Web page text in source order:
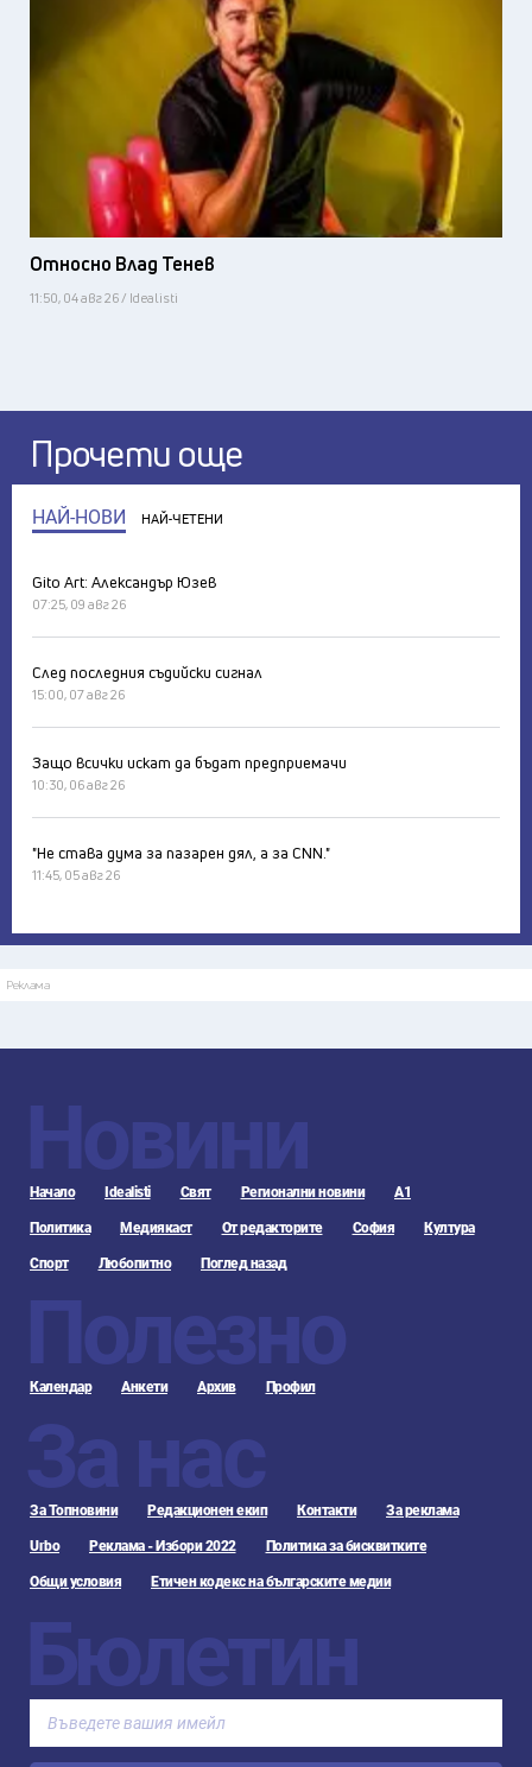
Относно Влад Тенев
11:50, 04 авг 26 / Idealisti
Прочети още
НАЙ-НОВИ НАЙ-ЧЕТЕНИ
Gito Art: Александър Юзев
07:25, 09 авг 26
След последния съдийски сигнал
15:00, 07 авг 26
Защо всички искат да бъдат предприемачи
10:30, 06 авг 26
"Не става дума за пазарен дял, а за CNN."
11:45, 05 авг 26
Реклама
Новини
Начало Idealisti Свят Регионални новини А1
Политика Медиякаст От редакторите София Култура
Спорт Любопитно Поглед назад
Полезно
Календар Анкети Архив Профил
За нас
За Топновини Редакционен екип Контакти За реклама
Urbo Реклама - Избори 2022 Политика за бисквитките
Общи условия Етичен кодекс на българските медии
Бюлетин